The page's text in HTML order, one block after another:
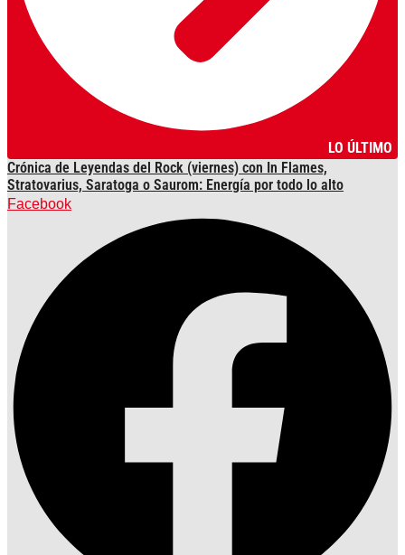
LO ÚLTIMO
Crónica de Leyendas del Rock (viernes) con In Flames,
Stratovarius, Saratoga o Saurom: Energía por todo lo alto
Facebook